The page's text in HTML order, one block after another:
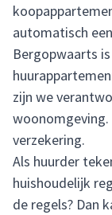
automatisch
Bergopwaarts
zijn we
woonomgeving.
verzekering.
Als huurder
huishoudelijk
de regels? Dan